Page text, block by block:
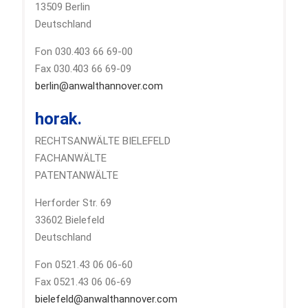
13509 Berlin
Deutschland
Fon 030.403 66 69-00
Fax 030.403 66 69-09
berlin@anwalthannover.com
horak.
RECHTSANWÄLTE BIELEFELD
FACHANWÄLTE
PATENTANWÄLTE
Herforder Str. 69
33602 Bielefeld
Deutschland
Fon 0521.43 06 06-60
Fax 0521.43 06 06-69
bielefeld@anwalthannover.com